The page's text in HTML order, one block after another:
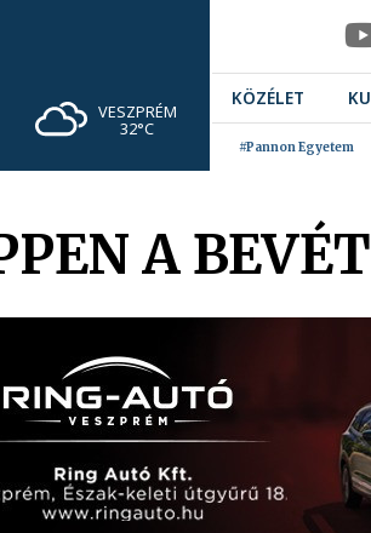
VESZPRÉM
32°C
KÖZÉLET
#Pannon Egyetem
A